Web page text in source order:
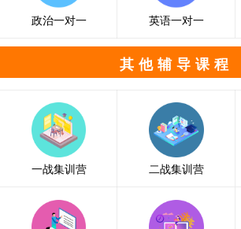
政治一对一 英语一对一
其他辅导课程
一战集训营 二战集训营